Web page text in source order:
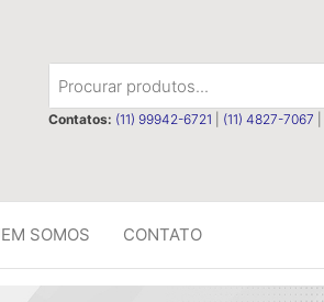
Contatos: (11) 99942-6721 (11) 4827-7067
SOMOS CONTATO